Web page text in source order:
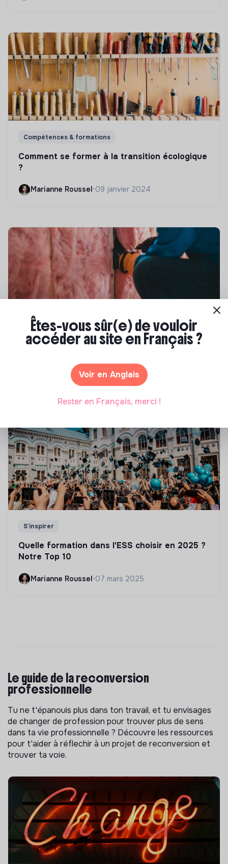
Compétences & formations
Comment se former à la transition écologique
?
Marianne Roussel •09 janvier 2024
Compétences & formations
énergétique des bâtiments
Marianne Roussel•21 janvier 2025
S'inspirer
Quelle formation dans l'ESS choisir en 2025 ?
Notre Top 10
Marianne Roussel•07 mars 2025
Le guide de la reconversion
professionnelle
Tu ne t'épanouis plus dans ton travail, et tu envisages
de changer de profession pour trouver plus de sens
dans ta vie professionnelle ? Découvre les ressources
pour t'aider à réflechir à un projet de reconversion et
trouver ta voie.
Êtes-vous sûr(e) de vouloir
accéder au site en Français ?
Voir en Anglais
Rester en Français, merci !